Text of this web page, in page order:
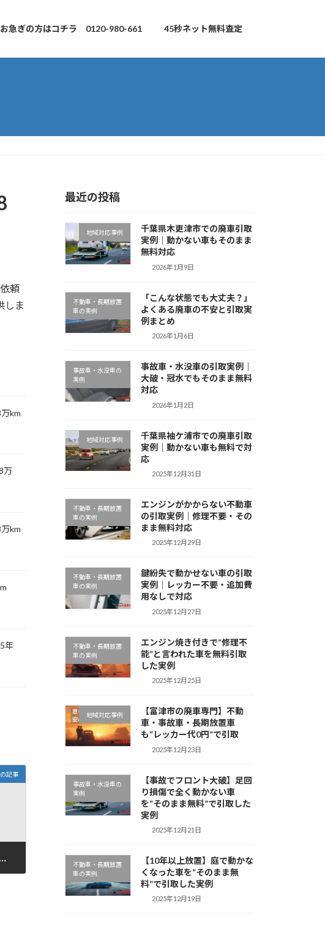
お急ぎの方はコチラ 0120-980-661 45秒ネット無料査定
頼
しま
km
万
km
年
記事
スト引取｜平成26年式・7万km」
最近の投稿
地域対応事例
千葉県木更津市での廃車引取
実例｜動かない車もそのまま
無料対応
2026年1月9日
不動車・長期放置
車の実例
「こんな状態でも大丈夫？」
よくある廃車の不安と引取実
例まとめ
2026年1月6日
事故車・水没車の
実例
事故車・水没車の引取実例｜
大破・冠水でもそのまま無料
対応
2026年1月2日
地域対応事例
千葉県袖ケ浦市での廃車引取
実例｜動かない車も無料で対
応
2025年12月31日
不動車・長期放置
車の実例
エンジンがかからない不動車
の引取実例｜修理不要・その
まま無料対応
2025年12月29日
不動車・長期放置
車の実例
鍵紛失で動かせない車の引取
実例｜レッカー不要・追加費
用なしで対応
2025年12月27日
不動車・長期放置
車の実例
エンジン焼き付きで“修理不
能”と言われた車を無料引取
した実例
2025年12月25日
地域対応事例
【富津市の廃車専門】不動
車・事故車・長期放置車
も“レッカー代0円”で引取
2025年12月23日
事故車・水没車の
実例
【事故でフロント大破】足回
り損傷で全く動かない車
を“そのまま無料”で引取した
実例
2025年12月21日
不動車・長期放置
車の実例
【10年以上放置】庭で動かな
くなった車を“そのまま無
料”で引取した実例
2025年12月19日